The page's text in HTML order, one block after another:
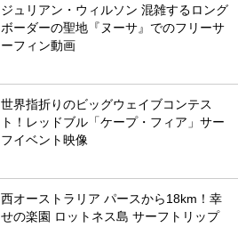
ジュリアン・ウィルソン 混雑するロング
ボーダーの聖地『ヌーサ』でのフリーサ
ーフィン動画
世界指折りのビッグウェイブコンテス
ト！レッドブル「ケープ・フィア」サー
フイベント映像
西オーストラリア パースから18km！幸
せの楽園 ロットネス島 サーフトリップ